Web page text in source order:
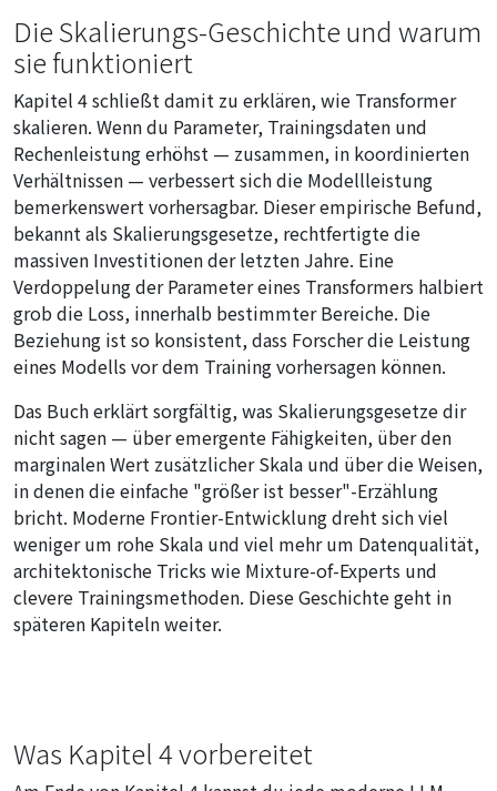
Die Skalierungs-Geschichte und warum
sie funktioniert
Kapitel 4 schließt damit zu erklären, wie Transformer
skalieren. Wenn du Parameter, Trainingsdaten und
Rechenleistung erhöhst — zusammen, in koordinierten
Verhältnissen — verbessert sich die Modellleistung
bemerkenswert vorhersagbar. Dieser empirische Befund,
bekannt als Skalierungsgesetze, rechtfertigte die
massiven Investitionen der letzten Jahre. Eine
Verdoppelung der Parameter eines Transformers halbiert
grob die Loss, innerhalb bestimmter Bereiche. Die
Beziehung ist so konsistent, dass Forscher die Leistung
eines Modells vor dem Training vorhersagen können.
Das Buch erklärt sorgfältig, was Skalierungsgesetze dir
nicht sagen — über emergente Fähigkeiten, über den
marginalen Wert zusätzlicher Skala und über die Weisen,
in denen die einfache "größer ist besser"-Erzählung
bricht. Moderne Frontier-Entwicklung dreht sich viel
weniger um rohe Skala und viel mehr um Datenqualität,
architektonische Tricks wie Mixture-of-Experts und
clevere Trainingsmethoden. Diese Geschichte geht in
späteren Kapiteln weiter.
Was Kapitel 4 vorbereitet